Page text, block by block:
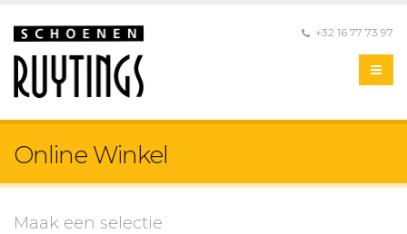
+32 16 77 73 97
Online Winkel
Maak een selectie